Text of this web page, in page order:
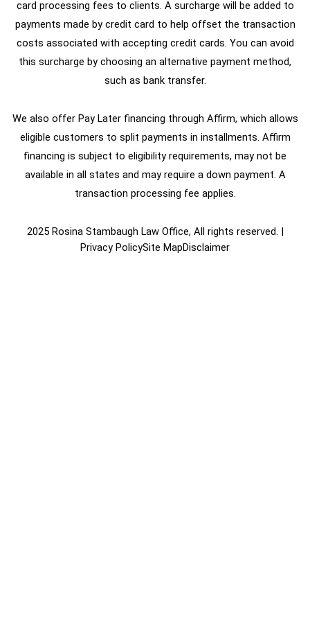
card processing fees to clients. A surcharge will be added to
payments made by credit card to help offset the transaction
costs associated with accepting credit cards. You can avoid
this surcharge by choosing an alternative payment method,
such as bank transfer.
We also offer Pay Later financing through Affirm, which allows
eligible customers to split payments in installments. Affirm
financing is subject to eligibility requirements, may not be
available in all states and may require a down payment. A
transaction processing fee applies.
2025 Rosina Stambaugh Law Office, All rights reserved. |
Privacy PolicySite MapDisclaimer